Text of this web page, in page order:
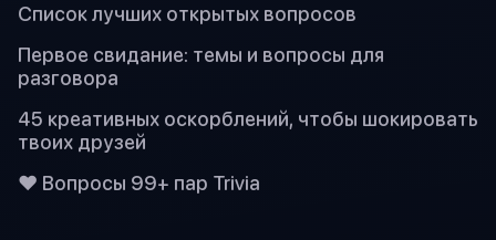
Список лучших открытых вопросов
Первое свидание: темы и вопросы для
разговора
45 креативных оскорблений, чтобы шокировать
твоих друзей
❤️ Вопросы 99+ пар Trivia